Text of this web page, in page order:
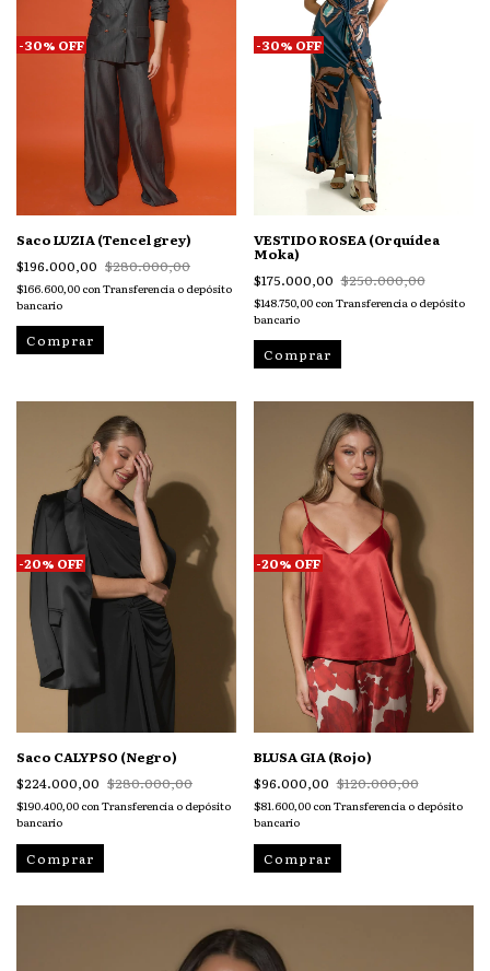
-30% OFF
Saco LUZIA (Tencel grey)
$196.000,00 $280.000,00
$166.600,00 con Transferencia o depósito
bancario
Comprar
-30% OFF
VESTIDO ROSEA (Orquídea
Moka)
$175.000,00 $250.000,00
$148.750,00 con Transferencia o depósito
bancario
Comprar
-20% OFF
Saco CALYPSO (Negro)
$224.000,00 $280.000,00
$190.400,00 con Transferencia o depósito
bancario
Comprar
-20% OFF
BLUSA GIA (Rojo)
$96.000,00 $120.000,00
$81.600,00 con Transferencia o depósito
bancario
Comprar